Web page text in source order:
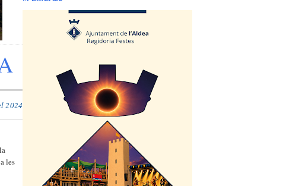
2024
les